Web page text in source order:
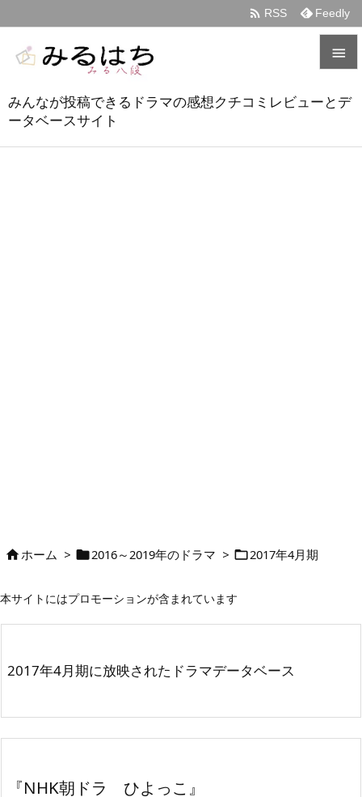
みんなが投稿できるドラマの感想クチコミレビューとデ
ータベースサイト

メニュ
 RSS Feedly
ホーム > 2016～2019年のドラマ > 2017年4月期
本サイトにはプロモーションが含まれています
2017年4月期に放映されたドラマデータベース
『NHK朝ドラ ひよっこ』